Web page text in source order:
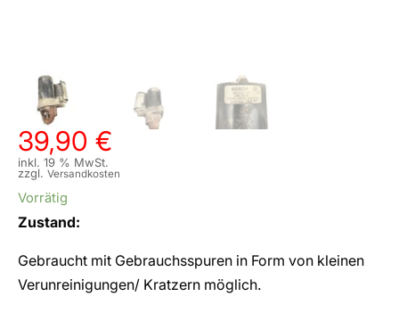
39,90 €
inkl. 19 % MwSt.
zzgl. Versandkosten
Vorrätig
Zustand:
Gebraucht mit Gebrauchsspuren in Form von kleinen
Verunreinigungen/ Kratzern möglich.